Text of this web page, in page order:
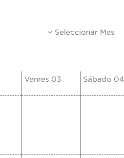
Seleccionar Mes
Venres 03 Sábado 04